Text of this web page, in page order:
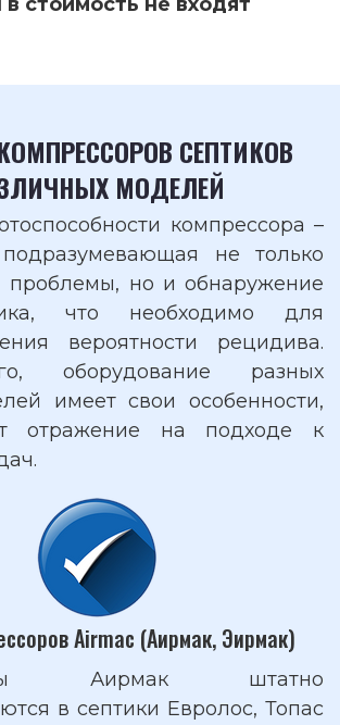
СЕПТИКОВ
МОДЕЛЕЙ
компрессора –
не только
проблемы, но и обнаружение
что необходимо для
вероятности рецидива.
оборудование разных
имеет свои особенности,
отражение на подходе к
Airmac (Аирмак, Эирмак)
Аирмак штатно
в септики Евролос, Топас